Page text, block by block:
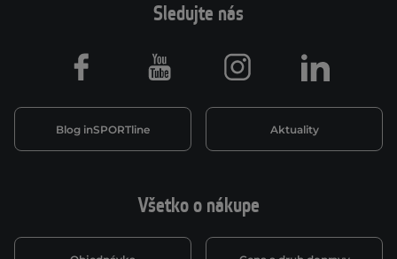
Všetko o nákupe
Sledujte nás
Blog inSPORTline Aktuality
Facebook Youtube Instagram LinkedIn